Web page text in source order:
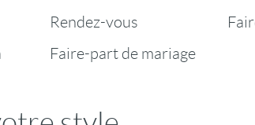
Rendez-vous
Faire-part de mariage